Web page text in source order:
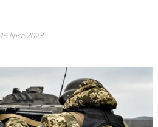
15 lipca 2023